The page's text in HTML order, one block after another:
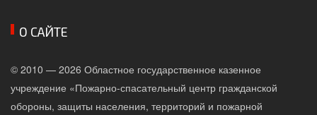
О САЙТЕ
© 2010 — 2026 Областное государственное казенное
учреждение «Пожарно-спасательный центр гражданской
обороны, защиты населения, территорий и пожарной